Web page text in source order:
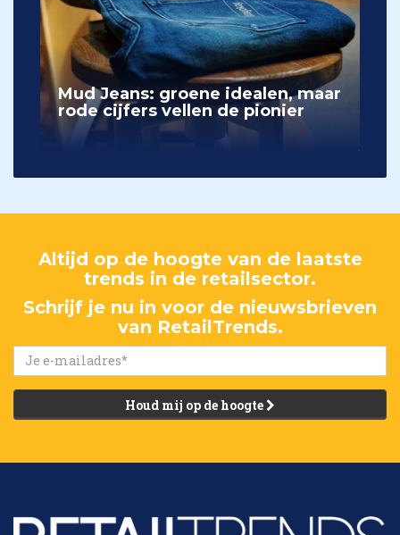
Mud Jeans: groene idealen, maar
rode cijfers vellen de pionier
Altijd op de hoogte van de laatste
trends in de retailsector.
Schrijf je nu in voor de nieuwsbrieven
van RetailTrends.
Houd mij op de hoogte